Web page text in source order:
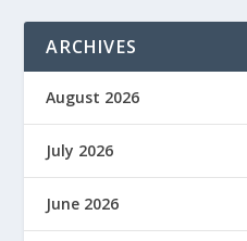
ARCHIVES
August 2026
July 2026
June 2026